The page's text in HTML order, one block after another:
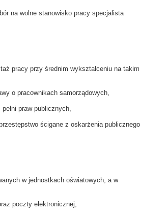
na wolne stanowisko pracy specjalista
pracy przy średnim wykształceniu na takim
o pracownikach samorządowych,
praw publicznych,
ścigane z oskarżenia publicznego
w jednostkach oświatowych, a w
poczty elektronicznej,